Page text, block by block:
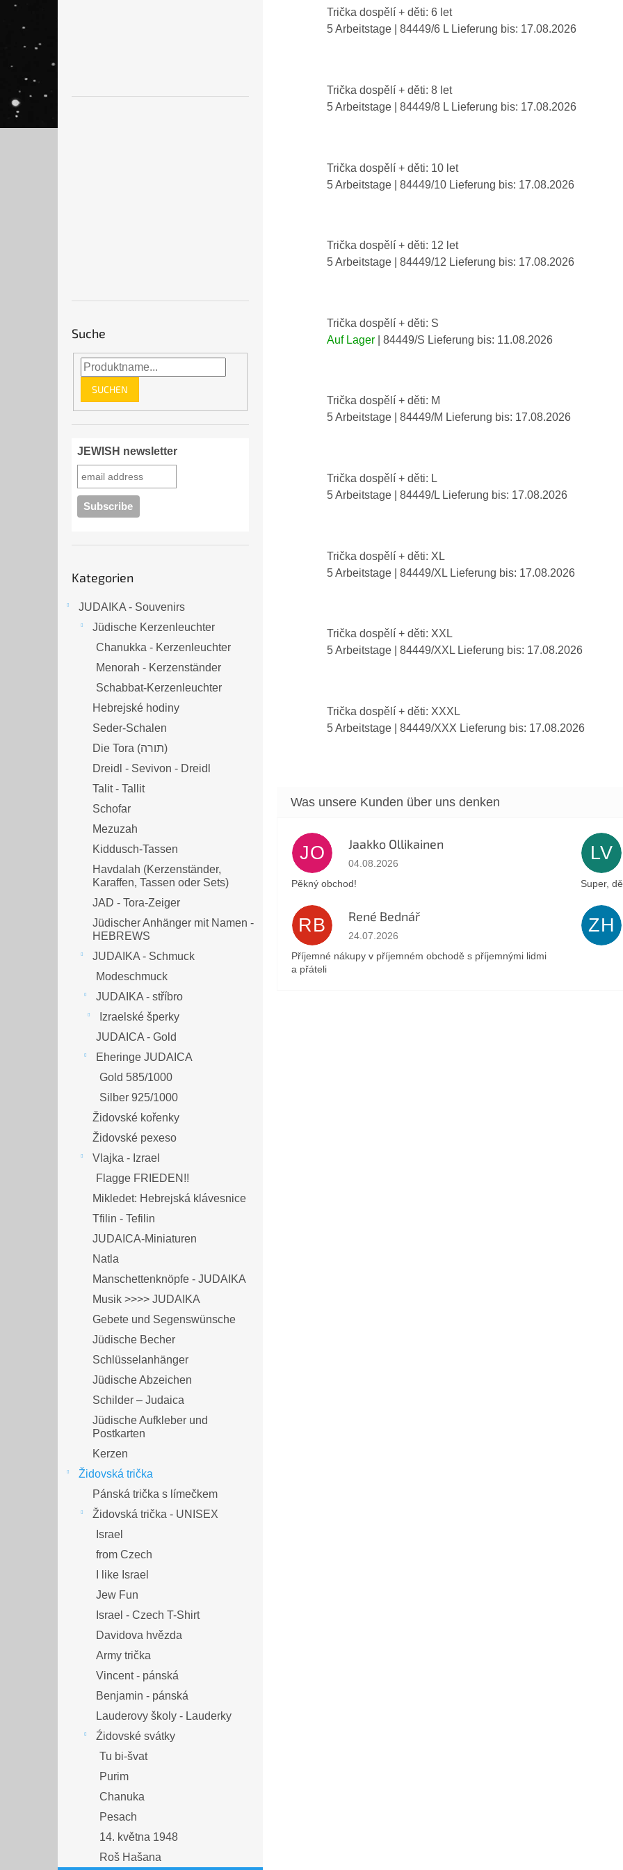
Suche
SUCHEN
JEWISH newsletter
überspringen
Kategorien
JUDAIKA - Souvenirs
Jüdische Kerzenleuchter
Chanukka - Kerzenleuchter
Menorah - Kerzenständer
Schabbat-Kerzenleuchter
Hebrejské hodiny
Seder-Schalen
Die Tora (תורה)
Dreidl - Sevivon - Dreidl
Talit - Tallit
Schofar
Mezuzah
Kiddusch-Tassen
Havdalah (Kerzenständer,
Karaffen, Tassen oder Sets)
JAD - Tora-Zeiger
Jüdischer Anhänger mit Namen -
HEBREWS
JUDAIKA - Schmuck
Modeschmuck
JUDAIKA - stříbro
Izraelské šperky
JUDAICA - Gold
Eheringe JUDAICA
Gold 585/1000
Silber 925/1000
Židovské kořenky
Židovské pexeso
Vlajka - Izrael
Flagge FRIEDEN!!
Mikledet: Hebrejská klávesnice
Tfilin - Tefilin
JUDAICA-Miniaturen
Natla
Manschettenknöpfe - JUDAIKA
Musik >>>> JUDAIKA
Gebete und Segenswünsche
Jüdische Becher
Schlüsselanhänger
Jüdische Abzeichen
Schilder – Judaica
Jüdische Aufkleber und
Postkarten
Kerzen
Židovská trička
Pánská trička s límečkem
Židovská trička - UNISEX
Israel
from Czech
I like Israel
Jew Fun
Israel - Czech T-Shirt
Davidova hvězda
Army trička
Vincent - pánská
Benjamin - pánská
Lauderovy školy - Lauderky
Źidovské svátky
Tu bi-švat
Purim
Chanuka
Pesach
14. května 1948
Roš Hašana
Trička dospělí + děti: 6 let
5 Arbeitstage
| 84449/6 L Lieferung bis: 17.08.2026
Trička dospělí + děti: 8 let
5 Arbeitstage
| 84449/8 L Lieferung bis: 17.08.2026
Trička dospělí + děti: 10 let
5 Arbeitstage
| 84449/10 Lieferung bis: 17.08.2026
Trička dospělí + děti: 12 let
5 Arbeitstage
| 84449/12 Lieferung bis: 17.08.2026
Trička dospělí + děti: S
Auf Lager
| 84449/S Lieferung bis: 11.08.2026
Trička dospělí + děti: M
5 Arbeitstage
| 84449/M Lieferung bis: 17.08.2026
Trička dospělí + děti: L
5 Arbeitstage
| 84449/L Lieferung bis: 17.08.2026
Trička dospělí + děti: XL
5 Arbeitstage
| 84449/XL Lieferung bis: 17.08.2026
Trička dospělí + děti: XXL
5 Arbeitstage
| 84449/XXL Lieferung bis: 17.08.2026
Trička dospělí + děti: XXXL
5 Arbeitstage
| 84449/XXX Lieferung bis: 17.08.2026
JO Jaakko Ollikainen
Die Shop-Bewertung beträgt 5 von 5 Sternen.
04.08.2026
Pěkný obchod!
LV
Super,
RB René Bednář
Die Shop-Bewertung beträgt 5 von 5 Sternen.
24.07.2026
Příjemné nákupy v příjemném obchodě s příjemnými lidmi
a přáteli
ZH